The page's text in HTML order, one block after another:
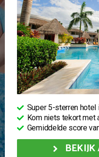
Super 5-sterren hotel
Kom niets tekort met
Gemiddelde score